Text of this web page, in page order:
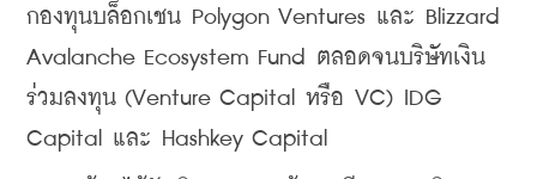
กองทุนบล็อกเชน Polygon Ventures และ Blizzard
Avalanche Ecosystem Fund ตลอดจนบริษัทเงิน
ร่วมลงทุน (Venture Capital หรือ VC) IDG
Capital และ Hashkey Capital